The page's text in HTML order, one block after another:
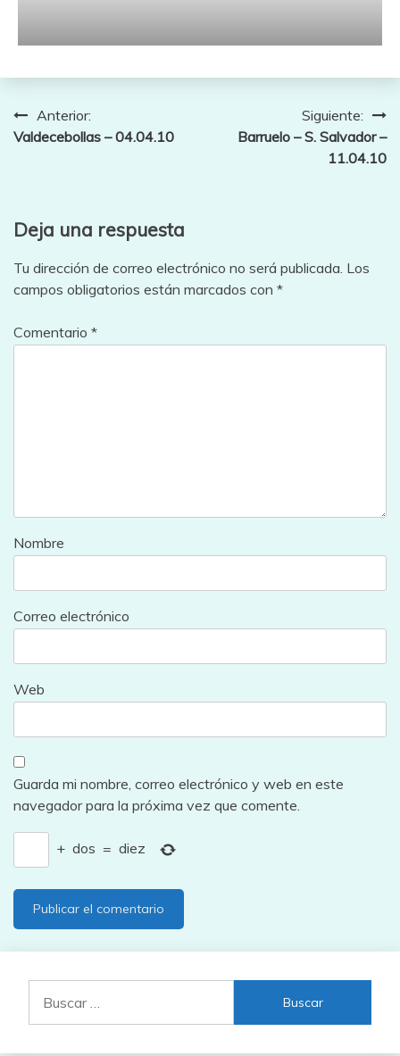
Navegación
Anterior:
Valdecebollas – 04.04.10
Siguiente:
Barruelo – S. Salvador –
11.04.10
Deja una respuesta
Tu dirección de correo electrónico no será publicada. Los
campos obligatorios están marcados con *
Comentario *
Nombre
Correo electrónico
Web
Guarda mi nombre, correo electrónico y web en este
navegador para la próxima vez que comente.
+ dos = diez